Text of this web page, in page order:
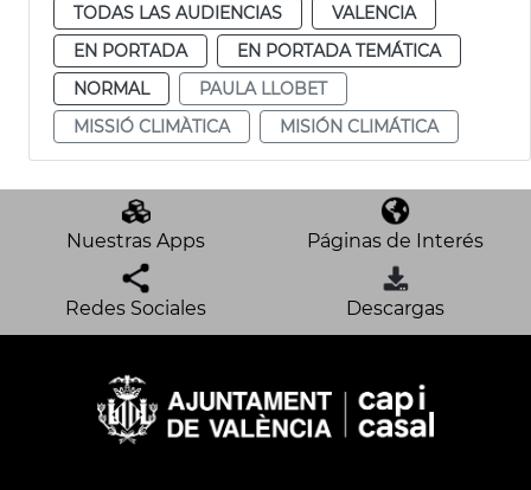
TODAS LAS AUDIENCIAS
VALENCIA
EN PORTADA
EN PORTADA TEMÁTICA
NORMAL
PAULA LLOBET
MISSIÓ CLIMÀTICA
MISIÓN CLIMÁTICA
Nuestras Apps Páginas de Interés
Redes Sociales Descargas